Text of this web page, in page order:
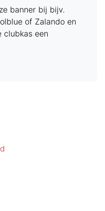
banner bij bijv.
of Zalando en
clubkas een